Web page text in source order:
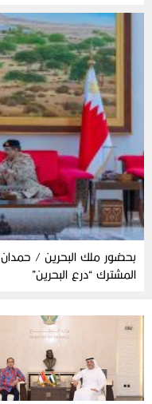
بحضور ملك البحرين /
المشترك “درع البحرين”